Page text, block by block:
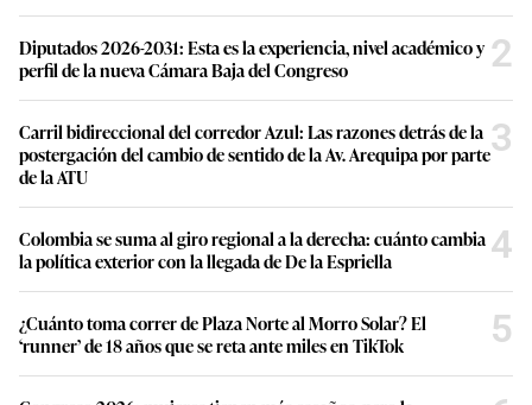
Diputados 2026-2031: Esta es la experiencia, nivel académico y
perfil de la nueva Cámara Baja del Congreso
2
Carril bidireccional del corredor Azul: Las razones detrás de la
postergación del cambio de sentido de la Av. Arequipa por parte
de la ATU
3
Colombia se suma al giro regional a la derecha: cuánto cambia
la política exterior con la llegada de De la Espriella
4
¿Cuánto toma correr de Plaza Norte al Morro Solar? El
‘runner’ de 18 años que se reta ante miles en TikTok
5